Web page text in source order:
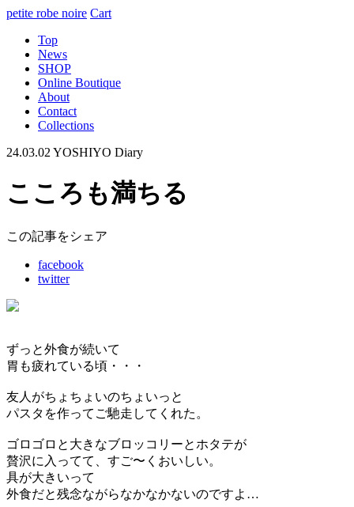
petite robe noire Cart
Top
News
SHOP
Online Boutique
About
Contact
Collections
24.03.02 YOSHIYO Diary
こころも満ちる
この記事をシェア
facebook
twitter
ずっと外食が続いて
胃も疲れている頃・・・
友人がちょちょいのちょいっと
パスタを作ってご馳走してくれた。
ゴロゴロと大きなブロッコリーとホタテが
贅沢に入ってて、すご〜くおいしい。
具が大きいって
外食だと残念ながらなかなかないのですよ…